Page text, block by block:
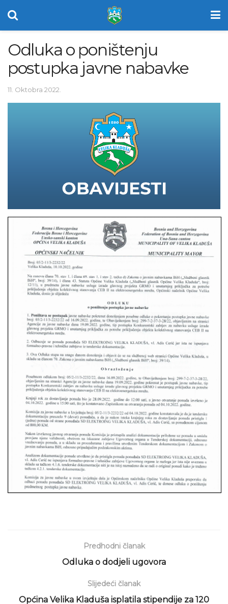
Odluka o poništenju
postupka javne nabavke
11. Oktobra 2022.
Predhodni članak
Odluka o dodjeli ugovora
Slijedeći članak
Općina Velika Kladuša isplatila stipendije za 120